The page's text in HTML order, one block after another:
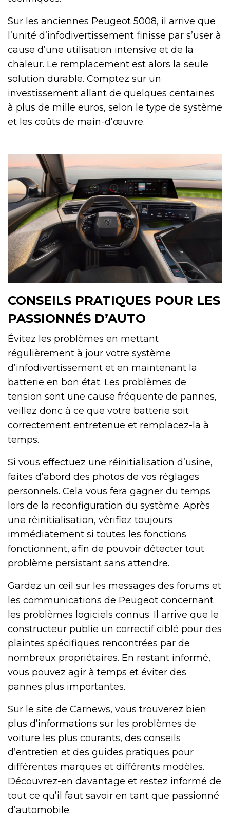
Sur les anciennes Peugeot 5008, il arrive que
l’unité d’infodivertissement finisse par s’user à
cause d’une utilisation intensive et de la
chaleur. Le remplacement est alors la seule
solution durable. Comptez sur un
investissement allant de quelques centaines
à plus de mille euros, selon le type de système
et les coûts de main-d’œuvre.
CONSEILS PRATIQUES POUR LES
PASSIONNÉS D’AUTO
Évitez les problèmes en mettant
régulièrement à jour votre système
d’infodivertissement et en maintenant la
batterie en bon état. Les problèmes de
tension sont une cause fréquente de pannes,
veillez donc à ce que votre batterie soit
correctement entretenue et remplacez-la à
temps.
Si vous effectuez une réinitialisation d’usine,
faites d’abord des photos de vos réglages
personnels. Cela vous fera gagner du temps
lors de la reconfiguration du système. Après
une réinitialisation, vérifiez toujours
immédiatement si toutes les fonctions
fonctionnent, afin de pouvoir détecter tout
problème persistant sans attendre.
Gardez un œil sur les messages des forums et
les communications de Peugeot concernant
les problèmes logiciels connus. Il arrive que le
constructeur publie un correctif ciblé pour des
plaintes spécifiques rencontrées par de
nombreux propriétaires. En restant informé,
vous pouvez agir à temps et éviter des
pannes plus importantes.
Sur le site de Carnews, vous trouverez bien
plus d’informations sur les problèmes de
voiture les plus courants, des conseils
d’entretien et des guides pratiques pour
différentes marques et différents modèles.
Découvrez-en davantage et restez informé de
tout ce qu’il faut savoir en tant que passionné
d’automobile.